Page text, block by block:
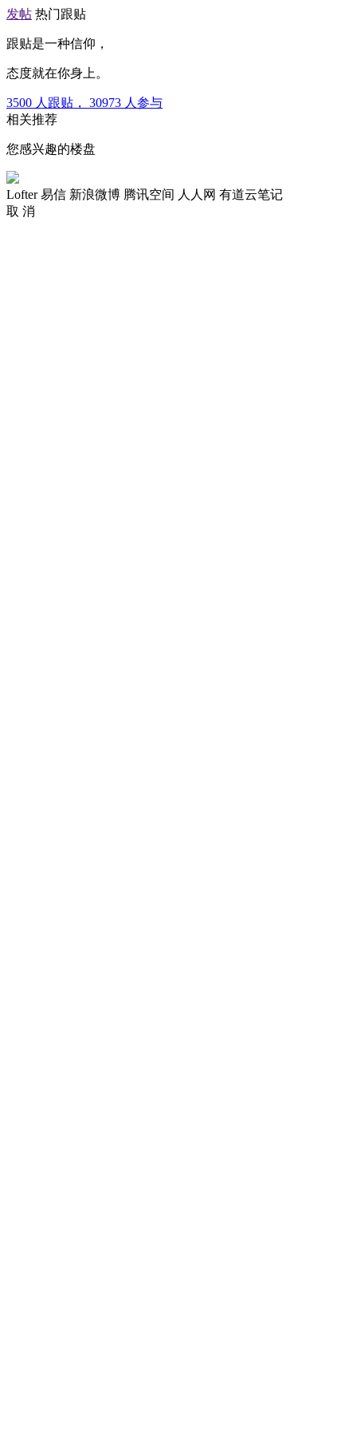
发帖 热门跟贴
跟贴是一种信仰，
态度就在你身上。
3500 人跟贴， 30973 人参与
相关推荐
您感兴趣的楼盘
Lofter 易信 新浪微博 腾讯空间 人人网 有道云笔记
取 消